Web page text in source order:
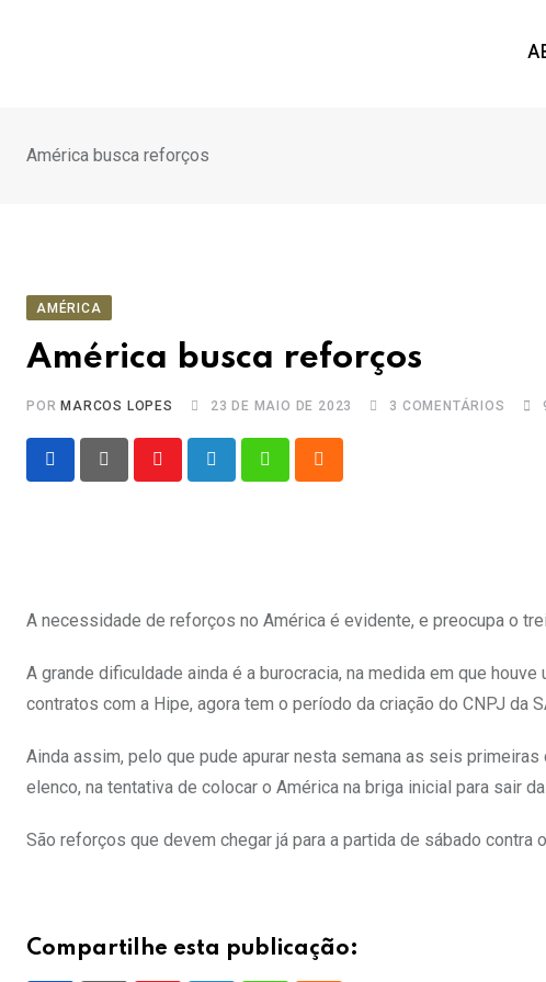
América busca reforços
AMÉRICA
América busca reforços
POR MARCOS LOPES 23 DE MAIO DE 2023 3 COMENTÁRIOS
A necessidade de reforços no América é evidente, e preocupa o
A grande dificuldade ainda é a burocracia, na medida em que
contratos com a Hipe, agora tem o período da criação do CNPJ da
Ainda assim, pelo que pude apurar nesta semana as seis
elenco, na tentativa de colocar o América na briga inicial para sair
São reforços que devem chegar já para a partida de sábado contra
Compartilhe esta publicação: